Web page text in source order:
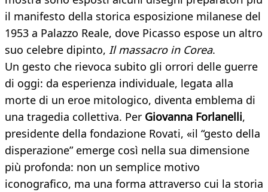
il manifesto della storica esposizione milanese del
1953 a Palazzo Reale, dove Picasso espose un altro
suo celebre dipinto, Il massacro in Corea.
Un gesto che rievoca subito gli orrori delle guerre
di oggi: da esperienza individuale, legata alla
morte di un eroe mitologico, diventa emblema di
una tragedia collettiva. Per Giovanna Forlanelli,
presidente della fondazione Rovati, «il “gesto della
disperazione” emerge così nella sua dimensione
più profonda: non un semplice motivo
iconografico, ma una forma attraverso cui la storia